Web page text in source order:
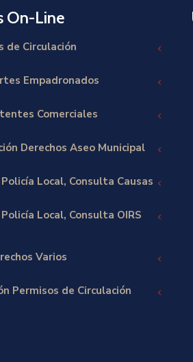
On-Line
de Circulación
Empadronados
Comerciales
Derechos Aseo Municipal
Local, Consulta Causas
Local, Consulta OIRS
Varios
Permisos de Circulación